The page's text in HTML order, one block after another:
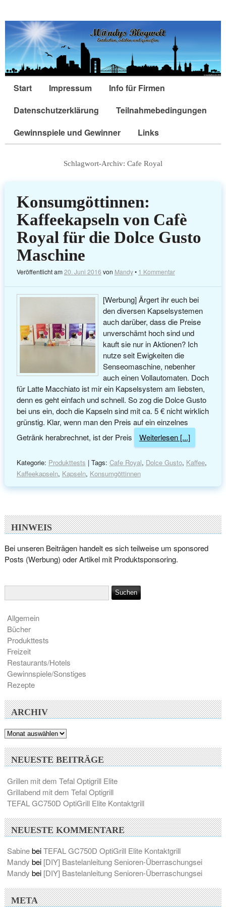
Start Impressum
Info für Firmen
Datenschutzerklärung
Teilnahmebedingungen
Gewinnspiele und Gewinner
Links
Schlagwort-Archiv: Cafe Royal
Konsumgöttinnen:
Kaffeekapseln von Cafè
Royal für die Dolce Gusto
Maschine
Veröffentlicht am20. Juni 2016 von Mandy• 1 Kommentar
[Werbung] Ärgert ihr euch bei
den diversen Kapselsystemen
auch darüber, dass die Preise
unverschämt hoch sind und
kauft sie nur in Aktionen? Ich
nutze seit Ewigkeiten die
Senseomaschine, nebenher
auch einen Vollautomaten. Doch
für Latte Macchiato ist mir ein Kapselsystem am liebsten,
denn es geht einfach und schnell. So zog die Dolce Gusto
bei uns ein, doch die Kapseln sind mit ca. 5 € nicht wirklich
grünstig. Klar, wenn man den Preis auf ein einzelnes
Getränk herabrechnet, ist der Preis
Weiterlesen [...]
Kategorie: Produkttests | Tags: Cafe Royal, Dolce Gusto, Kaffee,
Kaffeekapseln, Kapseln, Konsumgöttinnen
HINWEIS
Bei unseren Beiträgen handelt es sich teilweise um sponsored
Posts (Werbung) oder Artikel mit Produktsponsoring.
Allgemein
Bücher
Produkttests
Freizeit
Restaurants/Hotels
Gewinnspiele/Sonstiges
Rezepte
ARCHIV
Archiv
NEUESTE BEITRÄGE
Grillen mit dem Tefal Optigrill Elite
Grillabend mit dem Tefal Optigrill
TEFAL GC750D OptiGrill Elite Kontaktgrill
NEUESTE KOMMENTARE
SabinebeiTEFAL GC750D OptiGrill Elite Kontaktgrill
Mandy bei [DIY] Bastelanleitung Senioren-Überraschungsei
Mandy bei [DIY] Bastelanleitung Senioren-Überraschungsei
META